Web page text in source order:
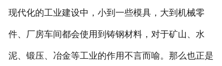
生产能力
联系我们
现代化的工业建设中，小到一些模具，大到机械零
件、厂房车间都会使用到铸钢材料，对于矿山、水
泥、锻压、冶金等工业的作用不言而喻。那么也正是